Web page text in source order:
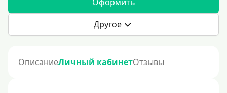
Другое
ОписаниеЛичный кабинетОтзывы